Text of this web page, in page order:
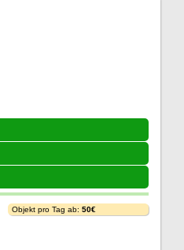
Objekt pro Tag ab: 50€